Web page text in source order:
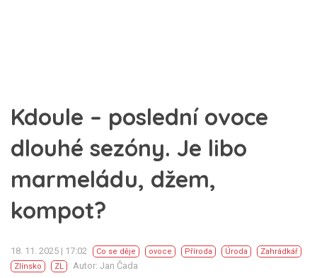
Kdoule – poslední ovoce
dlouhé sezóny. Je libo
marmeládu, džem,
kompot?
18. 11. 2025 | 17:02 Co se děje ovoce Příroda Úroda
Zahrádkář
Zlínsko
ZL Autor: Jan Čada